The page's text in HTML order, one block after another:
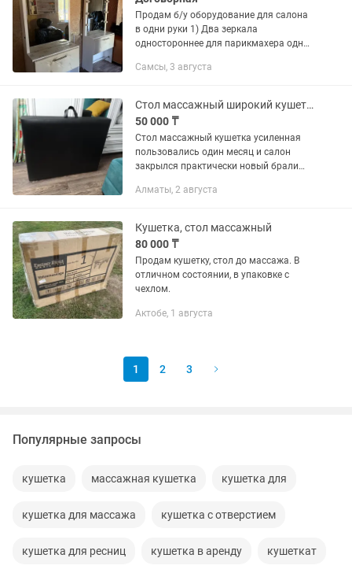
Продам б/у оборудование для салона
в одни руки 1) Два зеркала
одностороннее для парикмахера одна
59 кг 380002=76 000 тг 2) Кушетка
Самсы, 3 августа
Стол массажный широкий кушетка
50 000 ₸
Стол массажный кушетка усиленная
пользовались один месяц и салон
закрылся практически новый брали
размер 180х72 Цена окончательная.
Алматы, 2 августа
Кушетка, стол массажный
80 000 ₸
Продам кушетку, стол до массажа. В
отличном состоянии, в упаковке с
чехлом.
Актобе, 1 августа
1 2 3
Популярные запросы
кушетка массажная кушетка кушетка для
кушетка для массажа кушетка с отверстием
кушетка для ресниц кушетка в аренду кушеткат